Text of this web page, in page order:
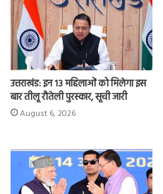
उत्तराखंड: इन 13 महिलाओं को मिलेगा इस
बार तीलू रौतेली पुरस्कार, सूची जारी
August 6, 2026